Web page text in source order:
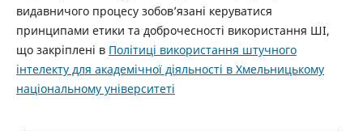
видавничого процесу зобов’язані керуватися
принципами етики та доброчесності використання ШІ,
що закріплені в Політиці використання штучного
інтелекту для академічної діяльності в Хмельницькому
національному університеті